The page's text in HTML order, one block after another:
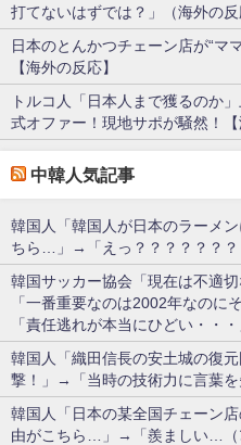
打てないはずでは？」（海外の反
日本のとんかつチェーン店が“
【海外の反応】
トルコ人「日本人まで獲るのか
式オファー！現地サポが騒然！【
中韓人気記事
韓国人「韓国人が日本のラーメ
ちら…」→「えっ？？？？？？？
韓国サッカー協会「現在は不適
「一番重要なのは2002年なのに
「責任逃れが本当にひどい・・・
韓国人「織田信長の安土城の復
撃！」→「当時の技術力に言葉を
韓国人「日本の某全国チェーン
由がこちら…」→「羨ましい…（